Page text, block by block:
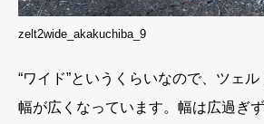
zelt2wide_akakuchiba_9
“ワイド”というくらいなので、ツェ
幅が広くなっています。幅は広過ぎ